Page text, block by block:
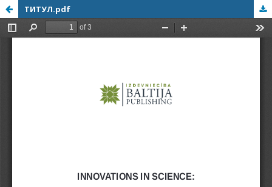
ТИТУЛ.pdf